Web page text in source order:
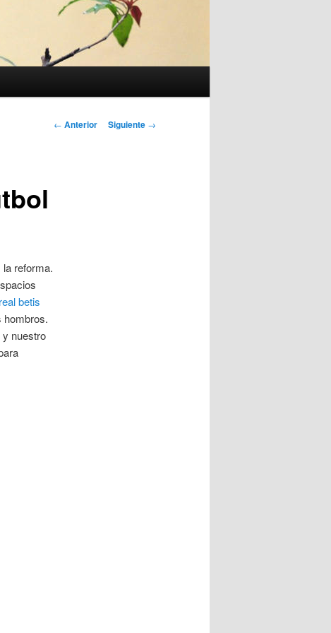
Navegación
← Anterior Siguiente →
reforma.
real betis
hombros.
y nuestro